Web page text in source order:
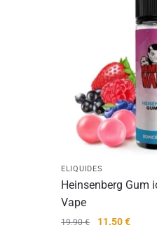
ELIQUIDES
Heinsenberg Gum
Vape
19.90€ Le
11.50€Le